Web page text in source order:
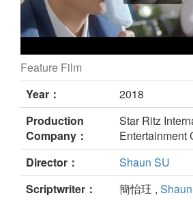
How to Train Our Dragon still
Feature Film
Year：
2018
Production
Company：
Star Ritz
Entertainment
Director：
Shaun SU
Scriptwriter：
簡怡玨 ,